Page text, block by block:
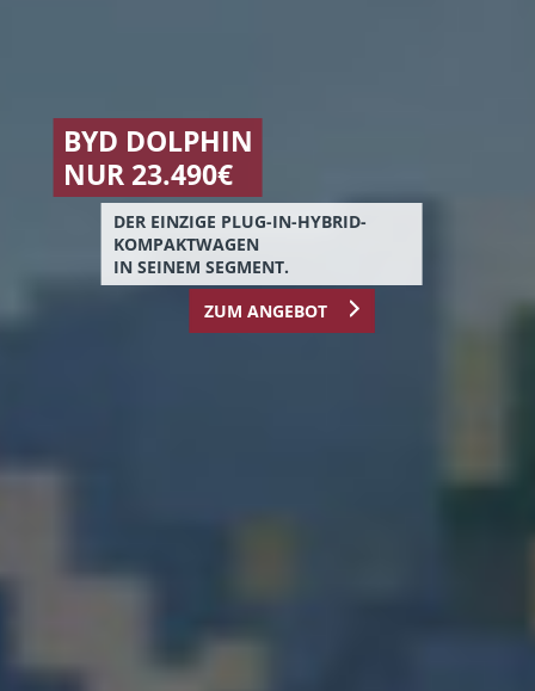
JETZT BIS ZU
6.000 € PRÄMIE
SICHERN!
PROFITIEREN SIE VON DER
NEUEN E-AUTO-FÖRDERUNG 2026!
MEHR